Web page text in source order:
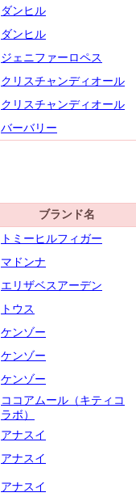
ダンヒル
ダンヒル
ジェニファーロペス
クリスチャンディオール
クリスチャンディオール
バーバリー
ブランド名
トミーヒルフィガー
マドンナ
エリザベスアーデン
トウス
ケンゾー
ケンゾー
ケンゾー
ココアムール（キティコ
ラボ）
アナスイ
アナスイ
アナスイ